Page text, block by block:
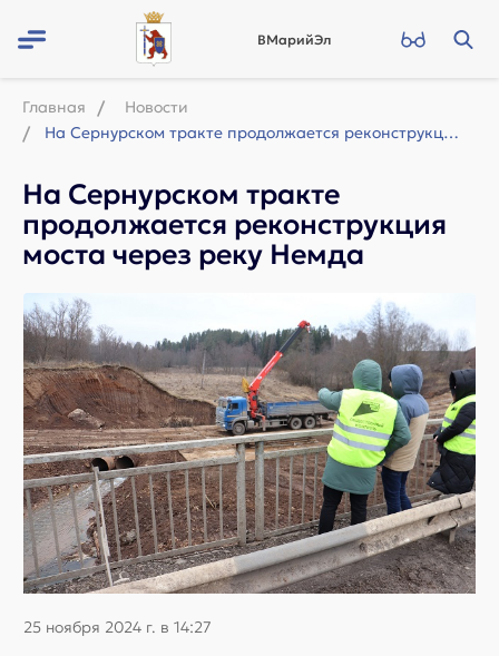
ВМарийЭл
Главная
Новости
На Сернурском тракте продолжается реконструкция моста через реку Немда
На Сернурском тракте
продолжается реконструкция
моста через реку Немда
25 ноября 2024 г. в 14:27